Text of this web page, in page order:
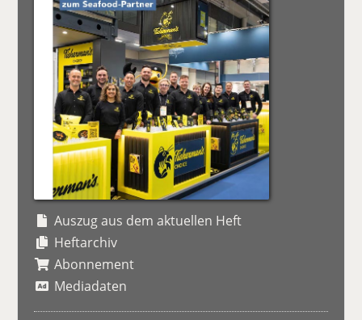
Auszug aus dem aktuellen Heft
Heftarchiv
Abonnement
Mediadaten